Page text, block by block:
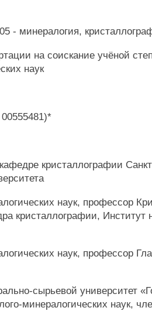
- минералогия,
на соискание учёной
наук
кристаллографии
наук, профессор
кристаллографии, Институт
наук, профессор
сырьевой университет
минералогических наук,